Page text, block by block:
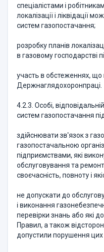
спеціалістами і
локалізації і ліквідації
систем газопостачання;
розробку планів
в газовому господарстві
участь в обстеженнях,
Держнаглядохоронпраці.
4.2.3. Особі,
систем газопостачання
здійснювати зв'язок з
газопостачальною
підприємствами, які
обслуговування та
своєчасність, повноту і
не допускати до
і виконання
перевірки знань або які
Правил, а також
допустили порушення